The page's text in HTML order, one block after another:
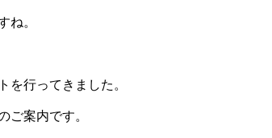
ね。
を行ってきました。
ご案内です。